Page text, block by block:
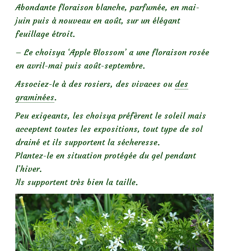
Abondante floraison blanche, parfumée, en mai-
juin puis à nouveau en août, sur un élégant
feuillage étroit.
– Le choisya ‘Apple Blossom’ a une floraison rosée
en avril-mai puis août-septembre.
Associez-le à des rosiers, des vivaces ou des
graminées.
Peu exigeants, les choisya préfèrent le soleil mais
acceptent toutes les expositions, tout type de sol
drainé et ils supportent la sécheresse.
Plantez-le en situation protégée du gel pendant
l’hiver.
Ils supportent très bien la taille.